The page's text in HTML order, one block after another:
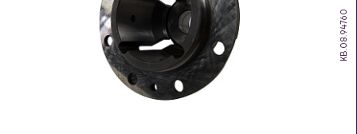
KB.08.94760